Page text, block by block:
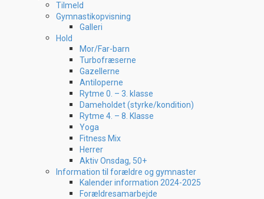
Tilmeld
Gymnastikopvisning
Galleri
Hold
Mor/Far-barn
Turbofræserne
Gazellerne
Antiloperne
Rytme 0. – 3. klasse
Dameholdet (styrke/kondition)
Rytme 4. – 8. Klasse
Yoga
Fitness Mix
Herrer
Aktiv Onsdag, 50+
Information til forældre og gymnaster
Kalender information 2024-2025
Forældresamarbejde